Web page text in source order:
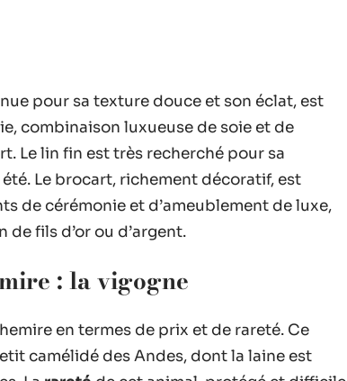
pour sa texture douce et son éclat, est
combinaison luxueuse de soie et de
Le lin fin est très recherché pour sa
Le brocart, richement décoratif, est
de cérémonie et d’ameublement de luxe,
fils d’or ou d’argent.
: la vigogne
en termes de prix et de rareté. Ce
camélidé des Andes, dont la laine est